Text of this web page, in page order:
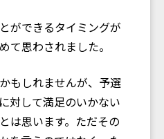
ができるタイミングが
て思わされました。
もしれませんが、予選
対して満足のいかない
は思います。ただその